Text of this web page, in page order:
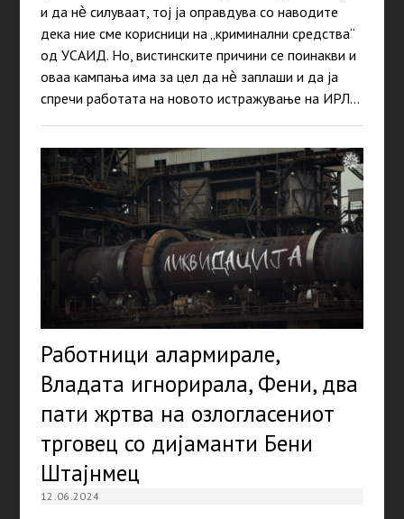
и да нѐ силуваат, тој ја оправдува со наводите
дека ние сме корисници на „криминални средства“
од УСАИД. Но, вистинските причини се поинакви и
оваа кампања има за цел да нѐ заплаши и да ја
спречи работата на новото истражување на ИРЛ…
Работници алармирале,
Владата игнорирала, Фени, два
пати жртва на озлогласениот
трговец со дијаманти Бени
Штајнмец
12.06.2024